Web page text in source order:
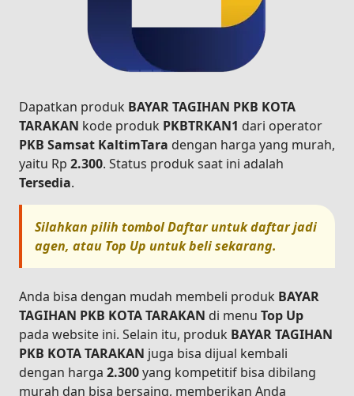
Dapatkan produk BAYAR TAGIHAN PKB KOTA
TARAKAN kode produk PKBTRKAN1 dari operator
PKB Samsat KaltimTara dengan harga yang murah,
yaitu Rp 2.300. Status produk saat ini adalah
Tersedia.
Silahkan pilih tombolDaftaruntuk daftar jadi
agen, atau Top Up untuk beli sekarang.
Anda bisa dengan mudah membeli produk BAYAR
TAGIHAN PKB KOTA TARAKAN di menu Top Up
pada website ini. Selain itu, produk BAYAR TAGIHAN
PKB KOTA TARAKAN juga bisa dijual kembali
dengan harga 2.300yang kompetitif bisa dibilang
murah dan bisa bersaing, memberikan Anda